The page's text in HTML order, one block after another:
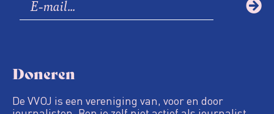
Doneren
De VVOJ is een vereniging van, voor en door